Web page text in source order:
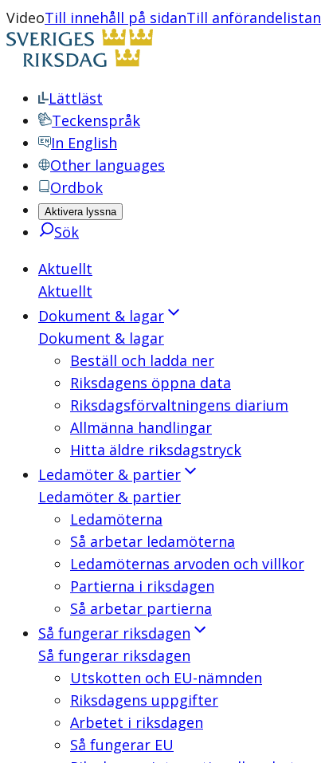
VideoTill innehåll på sidanTill anförandelistan
Lättläst
Teckenspråk
In English
Other languages
Ordbok
Aktivera lyssna
Sök
Aktuellt
Aktuellt
Dokument & lagar
Dokument & lagar
Beställ och ladda ner
Riksdagens öppna data
Riksdagsförvaltningens diarium
Allmänna handlingar
Hitta äldre riksdagstryck
Ledamöter & partier
Ledamöter & partier
Ledamöterna
Så arbetar ledamöterna
Ledamöternas arvoden och villkor
Partierna i riksdagen
Så arbetar partierna
Så fungerar riksdagen
Så fungerar riksdagen
Utskotten och EU-nämnden
Riksdagens uppgifter
Arbetet i riksdagen
Så fungerar EU